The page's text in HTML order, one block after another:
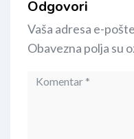
Odgovori
Vaša adresa e-
Obavezna polja su